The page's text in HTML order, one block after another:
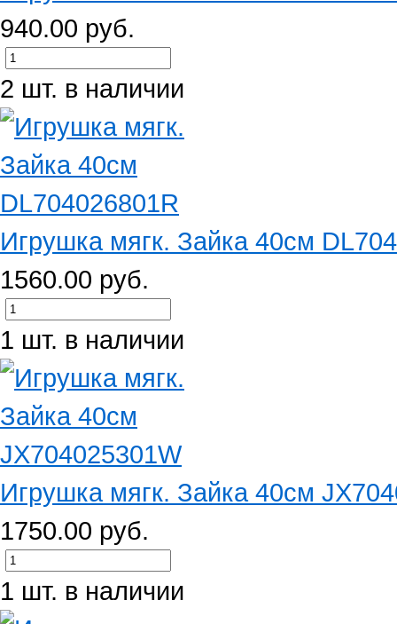
940.00 руб.
2 шт. в наличии
Игрушка мягк. Зайка 40см
1560.00 руб.
1 шт. в наличии
Игрушка мягк. Зайка 40см
1750.00 руб.
1 шт. в наличии